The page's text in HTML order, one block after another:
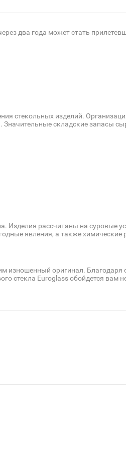
два года может стать
стекольных изделий.
складские запасы
рассчитаны на суровые
явления, а также химические
изношенный оригинал.
стекла Euroglass обойдется вам